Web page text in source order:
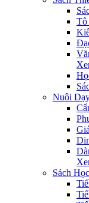
Tô
Nuôi
Sách